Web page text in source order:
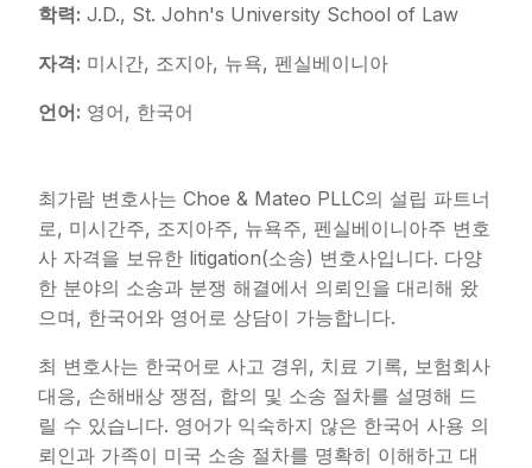
학력: J.D., St. John's University School of Law
자격: 미시간, 조지아, 뉴욕, 펜실베이니아
언어: 영어, 한국어
최가람 변호사는 Choe & Mateo PLLC의 설립 파트너
로, 미시간주, 조지아주, 뉴욕주, 펜실베이니아주 변호
사 자격을 보유한 litigation(소송) 변호사입니다. 다양
한 분야의 소송과 분쟁 해결에서 의뢰인을 대리해 왔
으며, 한국어와 영어로 상담이 가능합니다.
최 변호사는 한국어로 사고 경위, 치료 기록, 보험회사
대응, 손해배상 쟁점, 합의 및 소송 절차를 설명해 드
릴 수 있습니다. 영어가 익숙하지 않은 한국어 사용 의
뢰인과 가족이 미국 소송 절차를 명확히 이해하고 대